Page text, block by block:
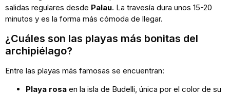
salidas regulares desde Palau. La travesía dura unos 15-20
minutos y es la forma más cómoda de llegar.
¿Cuáles son las playas más bonitas del
archipiélago?
Entre las playas más famosas se encuentran:
Playa rosa en la isla de Budelli, única por el color de su